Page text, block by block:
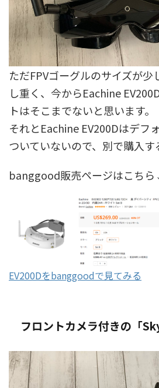
ただFPVゴーグルのサイズが少
し重く、今からEachine
トはそこまでないと思います。
それとEachine EV200Dはデフ
ついていないので、別で購入
banggood販売ページはこち
EV200Dをbanggoodで見てみる
フロントカメラ付きの「